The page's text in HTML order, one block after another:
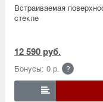
Встраиваемая
стекле
12 590 руб.
Бонусы: 0 р. ?
